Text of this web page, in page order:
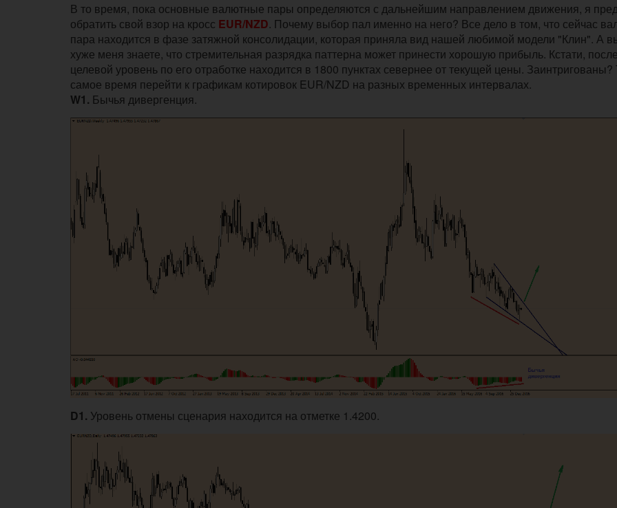
В то время, пока основные валютные пары определяются с дальнейшим направлением движения, я
обратить свой взор на кросс EUR/NZD. Почему выбор пал именно на него? Все дело в том, что сейчас
пара находится в фазе затяжной консолидации, которая приняла вид нашей любимой модели "Клин". А
хуже меня знаете, что стремительная разрядка паттерна может принести хорошую прибыль. Кстати,
целевой уровень по его отработке находится в 1800 пунктах севернее от текущей цены. Заинтригованы?
самое время перейти к графикам котировок EUR/NZD на разных временных интервалах.
W1. Бычья дивергенция.
D1. Уровень отмены сценария находится на отметке 1.4200.